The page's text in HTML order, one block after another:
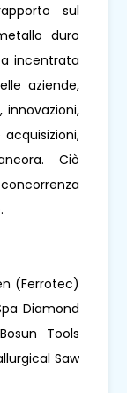
sul
duro
incentrata
aziende,
Ciò
(Ferrotec)
Diamond
Tools
Saw